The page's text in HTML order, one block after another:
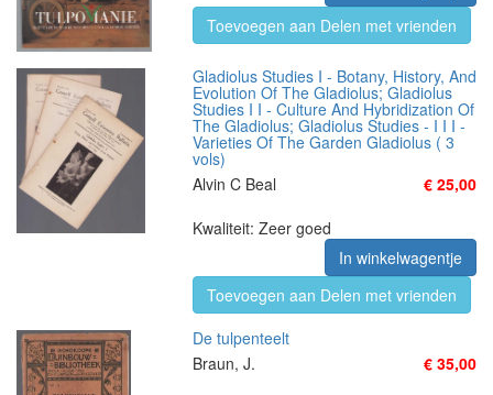
Toevoegen aan Delen met vrienden
Gladiolus Studies I - Botany, History, And
Evolution Of The Gladiolus; Gladiolus
Studies I I - Culture And Hybridization Of
The Gladiolus; Gladiolus Studies - I I I -
Varieties Of The Garden Gladiolus ( 3
vols)
Alvin C Beal
€ 25,00
Kwaliteit: Zeer goed
In winkelwagentje
Toevoegen aan Delen met vrienden
De tulpenteelt
Braun, J.
€ 35,00